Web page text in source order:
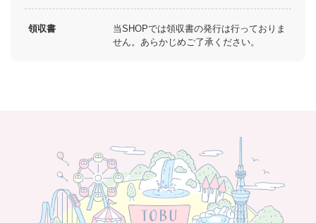
領収書
当SHOPでは領収書の発行は行っておりま
せん。あらかじめご了承ください。